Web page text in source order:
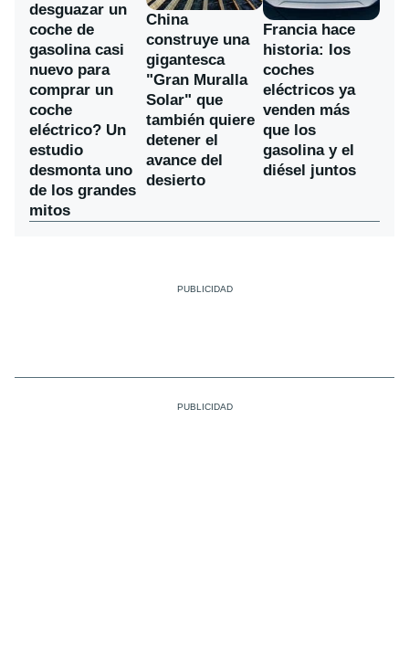
desguazar un
coche de
gasolina casi
nuevo para
comprar un
coche
eléctrico? Un
estudio
desmonta uno
de los grandes
mitos
China
construye una
gigantesca
"Gran Muralla
Solar" que
también quiere
detener el
avance del
desierto
Francia hace
historia: los
coches
eléctricos ya
venden más
que los
gasolina y el
diésel juntos